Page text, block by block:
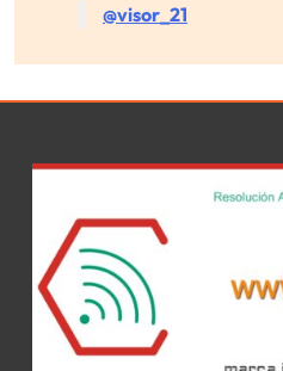
@visor_21